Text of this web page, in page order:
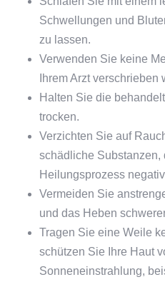
Schwellungen und
zu lassen.
Verwenden Sie keine
Ihrem Arzt verschrieben
Halten Sie die
trocken.
Verzichten Sie auf
schädliche Substanzen,
Heilungsprozess
Vermeiden Sie
und das Heben
Tragen Sie eine Weile
schützen Sie Ihre Haut
Sonneneinstrahlung,